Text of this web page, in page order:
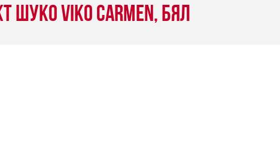
шуко Viko Carmen, бял